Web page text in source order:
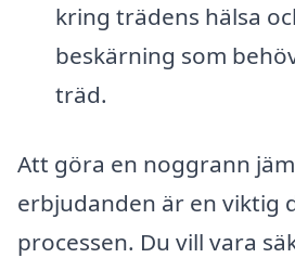
kring trädens hälsa
beskärning som
träd.
Att göra en noggrann
erbjudanden är en viktig
processen. Du vill vara